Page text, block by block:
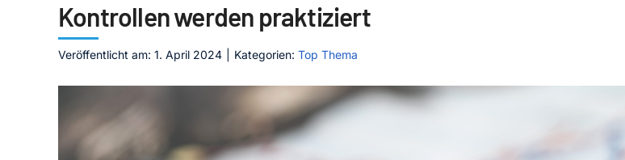
Kontrollen werden praktiziert
Veröffentlicht am: 1. April 2024 Kategorien: Top Thema